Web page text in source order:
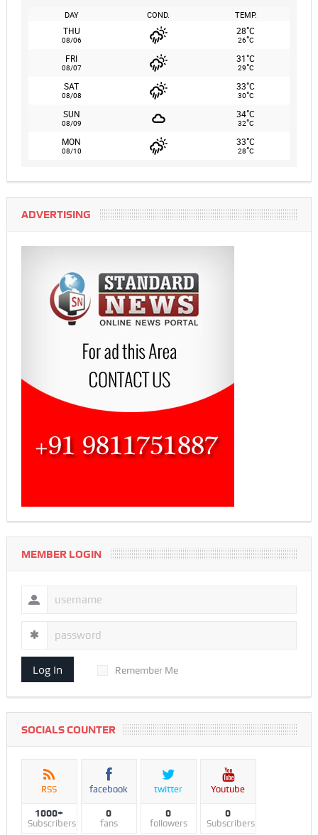
DAY COND. TEMP.
THU
08/06
28°C
26°C
FRI
08/07
31°C
29°C
SAT
08/08
33°C
30°C
SUN
08/09
34°C
32°C
MON
08/10
33°C
28°C
ADVERTISING
MEMBER LOGIN
Log In Remember Me
SOCIALS COUNTER
RSS
1000+
Subscribers
facebook
0
fans
twitter
0
followers
Youtube
0
Subscribers